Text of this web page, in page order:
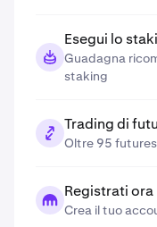
Esegui lo
Guadagna
staking
Trading di
Oltre 95
Registrati ora
Crea il tuo